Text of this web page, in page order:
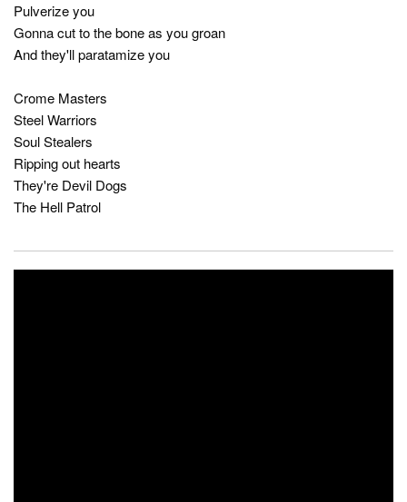
Pulverize you
Gonna cut to the bone as you groan
And they'll paratamize you
Crome Masters
Steel Warriors
Soul Stealers
Ripping out hearts
They're Devil Dogs
The Hell Patrol